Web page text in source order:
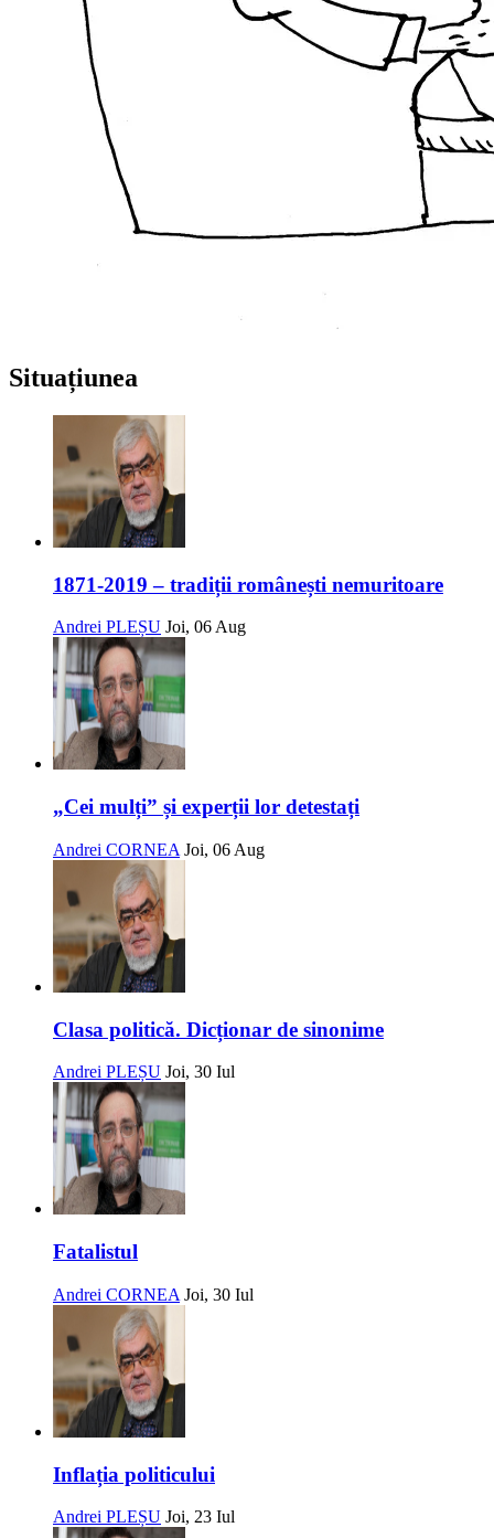
Situațiunea
1871-2019 – tradiții românești nemuritoare
Andrei PLEȘU Joi, 06 Aug
„Cei mulți” și experții lor detestați
Andrei CORNEA Joi, 06 Aug
Clasa politică. Dicționar de sinonime
Andrei PLEȘU Joi, 30 Iul
Fatalistul
Andrei CORNEA Joi, 30 Iul
Inflația politicului
Andrei PLEȘU Joi, 23 Iul